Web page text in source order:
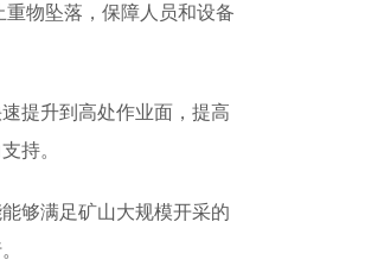
物坠落，保障人员和设备
提升到高处作业面，提高
持。
够满足矿山大规模开采的